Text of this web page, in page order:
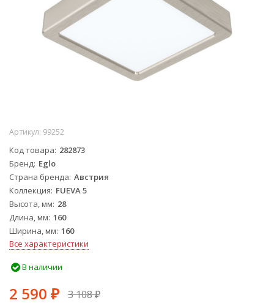
Артикул: 99252
Код товара 282873
Бренд Eglo
Страна бренда Австрия
Коллекция FUEVA 5
Высота, мм 28
Длина, мм 160
Ширина, мм 160
Все характеристики
В наличии
2 590 ₽ 3 108₽